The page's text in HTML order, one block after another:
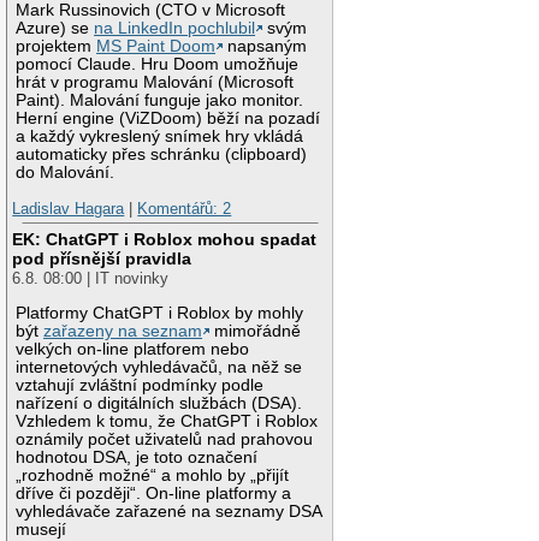
Mark Russinovich (CTO v Microsoft
Azure) se na LinkedIn pochlubil
svým
projektem MS Paint Doom
napsaným
pomocí Claude. Hru Doom umožňuje
hrát v programu Malování (Microsoft
Paint). Malování funguje jako monitor.
Herní engine (ViZDoom) běží na pozadí
a každý vykreslený snímek hry vkládá
automaticky přes schránku (clipboard)
do Malování.
Ladislav Hagara
Komentářů: 2
EK: ChatGPT i Roblox mohou spadat
pod přísnější pravidla
6.8. 08:00 | IT novinky
Platformy ChatGPT i Roblox by mohly
býtzařazeny na seznam
mimořádně
velkých on-line platforem nebo
internetových vyhledávačů, na něž se
vztahují zvláštní podmínky podle
nařízení o digitálních službách (DSA).
Vzhledem k tomu, že ChatGPT i Roblox
oznámily počet uživatelů nad prahovou
hodnotou DSA, je toto označení
„rozhodně možné“ a mohlo by „přijít
dříve či později“. On-line platformy a
vyhledávače zařazené na seznamy DSA
musejí